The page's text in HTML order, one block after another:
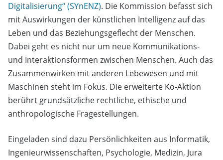
Digitalisierung“ (SYnENZ). Die Kommission befasst sich
mit Auswirkungen der künstlichen Intelligenz auf das
Leben und das Beziehungsgeflecht der Menschen.
Dabei geht es nicht nur um neue Kommunikations-
und Interaktionsformen zwischen Menschen. Auch das
Zusammenwirken mit anderen Lebewesen und mit
Maschinen steht im Fokus. Die erweiterte Ko-Aktion
berührt grundsätzliche rechtliche, ethische und
anthropologische Fragestellungen.
Eingeladen sind dazu Persönlichkeiten aus Informatik,
Ingenieurwis­sen­schaften, Psychologie, Medizin, Jura